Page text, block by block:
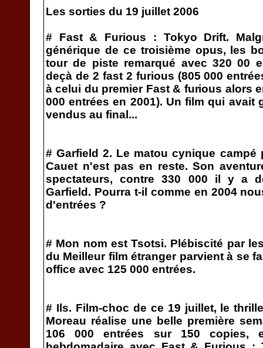
Les sorties du 19 juillet 2006
# Fast & Furious : Tokyo Drift.
générique de ce troisième opus, les
tour de piste remarqué avec 320 00
deçà de 2 fast 2 furious (805 000
à celui du premier Fast & furious alors
000 entrées en 2001). Un film qui avait
vendus au final...
# Garfield 2. Le matou cynique campé
Cauet n'est pas en reste. Son
spectateurs, contre 330 000 il y a
Garfield. Pourra t-il comme en 2004
d'entrées ?
# Mon nom est Tsotsi. Plébiscité par
du Meilleur film étranger parvient à se
office avec 125 000 entrées.
# Ils. Film-choc de ce 19 juillet, le
Moreau réalise une belle première
106 000 entrées sur 150 copies,